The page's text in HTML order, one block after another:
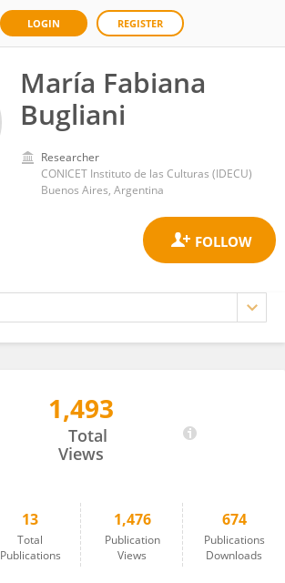
LOGIN REGISTER
María Fabiana
Bugliani
Researcher
CONICET Instituto de las Culturas (IDECU)
Buenos Aires, Argentina
1,493
Total
Views
13
Total
Publications
1,476
Publication
Views
674
Publications
Downloads